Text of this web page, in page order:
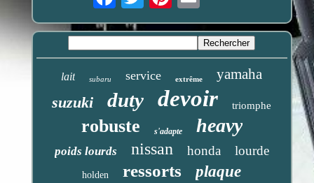
lait subaru service extrême yamaha
suzuki duty devoir triomphe
robuste s'adapte heavy
poids lourds nissan honda lourde
holden ressorts plaque